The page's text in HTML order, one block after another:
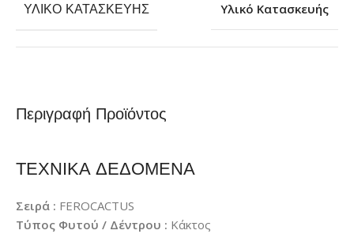
Περιγραφή Προϊόντος
ΤΕΧΝΙΚΑ ΔΕΔΟΜΕΝΑ
Σειρά : FEROCACTUS
Τύπος Φυτού / Δέντρου : Κάκτος
ΥΛΙΚΌ ΚΑΤΑΣΚΕΥΉΣ Υλικό Κατασκευής